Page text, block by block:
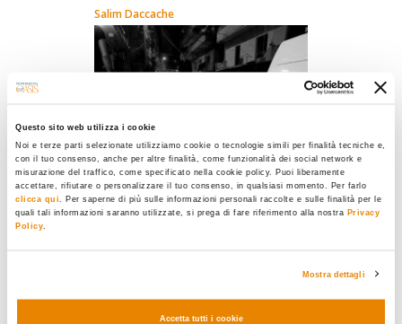
Questo sito web utilizza i cookie
Noi e terze parti selezionate utilizziamo cookie o tecnologie simili per finalità tecniche e,
con il tuo consenso, anche per altre finalità, come funzionalità dei social network e
misurazione del traffico, come specificato nella cookie policy. Puoi liberamente
accettare, rifiutare o personalizzare il tuo consenso, in qualsiasi momento. Per farlo
clicca qui
. Per saperne di più sulle informazioni personali raccolte e sulle finalità per le
quali tali informazioni saranno utilizzate, si prega di fare riferimento alla nostra Privacy
Policy
Mostra dettagli
Accetta tutti i cookie
Salim Daccache
monde arabe en crise »